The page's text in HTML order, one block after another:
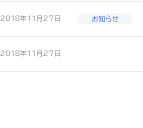
2018年11月27日
2018年11月27日